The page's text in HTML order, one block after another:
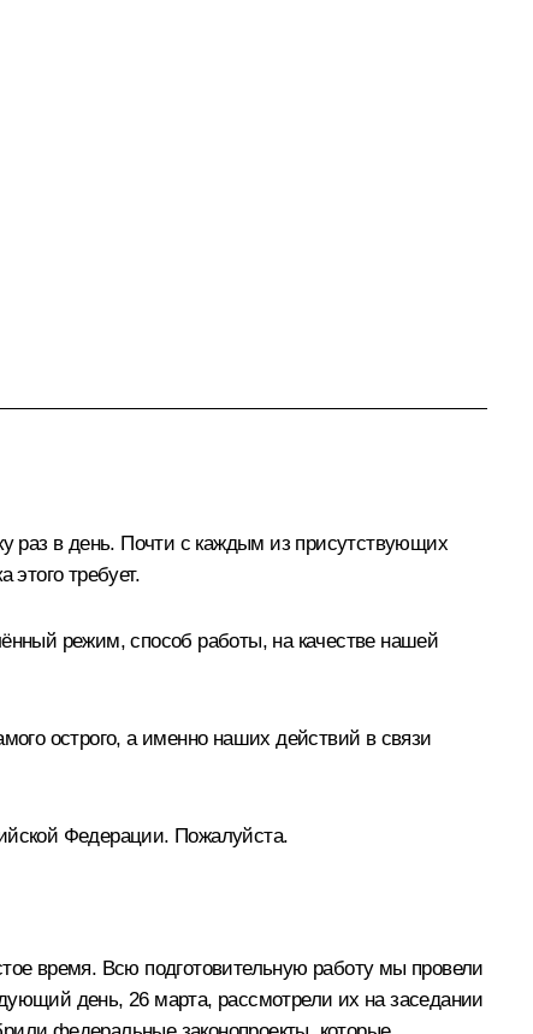
раз в день. Почти с каждым из присутствующих
требует.
режим, способ работы, на качестве нашей
острого, а именно наших действий в связи
Федерации. Пожалуйста.
время. Всю подготовительную работу мы провели
день, 26 марта, рассмотрели их на заседании